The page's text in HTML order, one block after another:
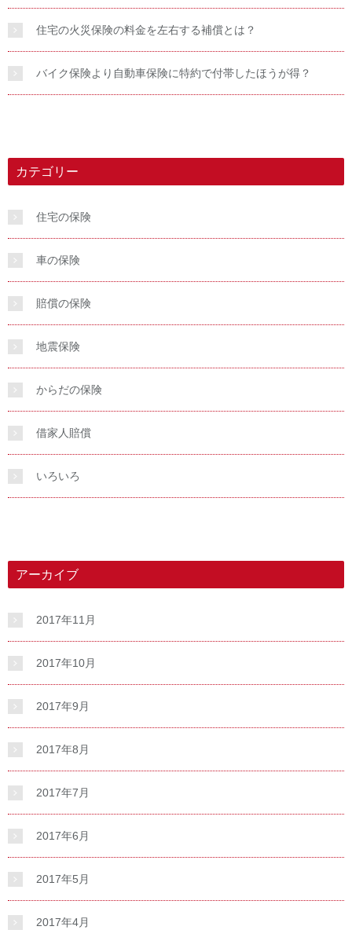
住宅の火災保険の料金を左右する補償とは？
バイク保険より自動車保険に特約で付帯したほうが得？
カテゴリー
住宅の保険
車の保険
賠償の保険
地震保険
からだの保険
借家人賠償
いろいろ
アーカイブ
2017年11月
2017年10月
2017年9月
2017年8月
2017年7月
2017年6月
2017年5月
2017年4月